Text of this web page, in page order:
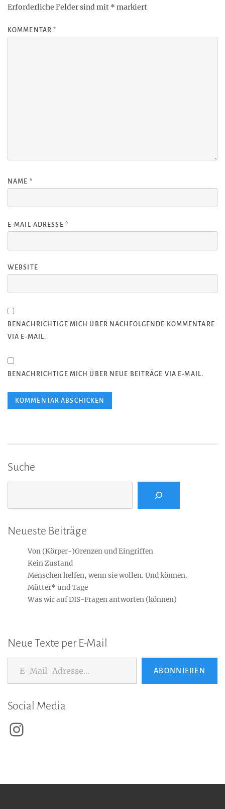
Erforderliche Felder sind mit * markiert
KOMMENTAR*
NAME *
E-MAIL-ADRESSE *
WEBSITE
BENACHRICHTIGE MICH ÜBER NACHFOLGENDE KOMMENTARE
VIA E-MAIL.
BENACHRICHTIGE MICH ÜBER NEUE BEITRÄGE VIA E-MAIL.
Suche
Neueste Beiträge
Von (Körper-)Grenzen und Eingriffen
Kein Zustand
Menschen helfen, wenn sie wollen. Und können.
Mütter* und Tage
Was wir auf DIS-Fragen antworten (können)
Neue Texte per E-Mail
E-Mail-Adresse...
ABONNIEREN
Social Media
Instagram